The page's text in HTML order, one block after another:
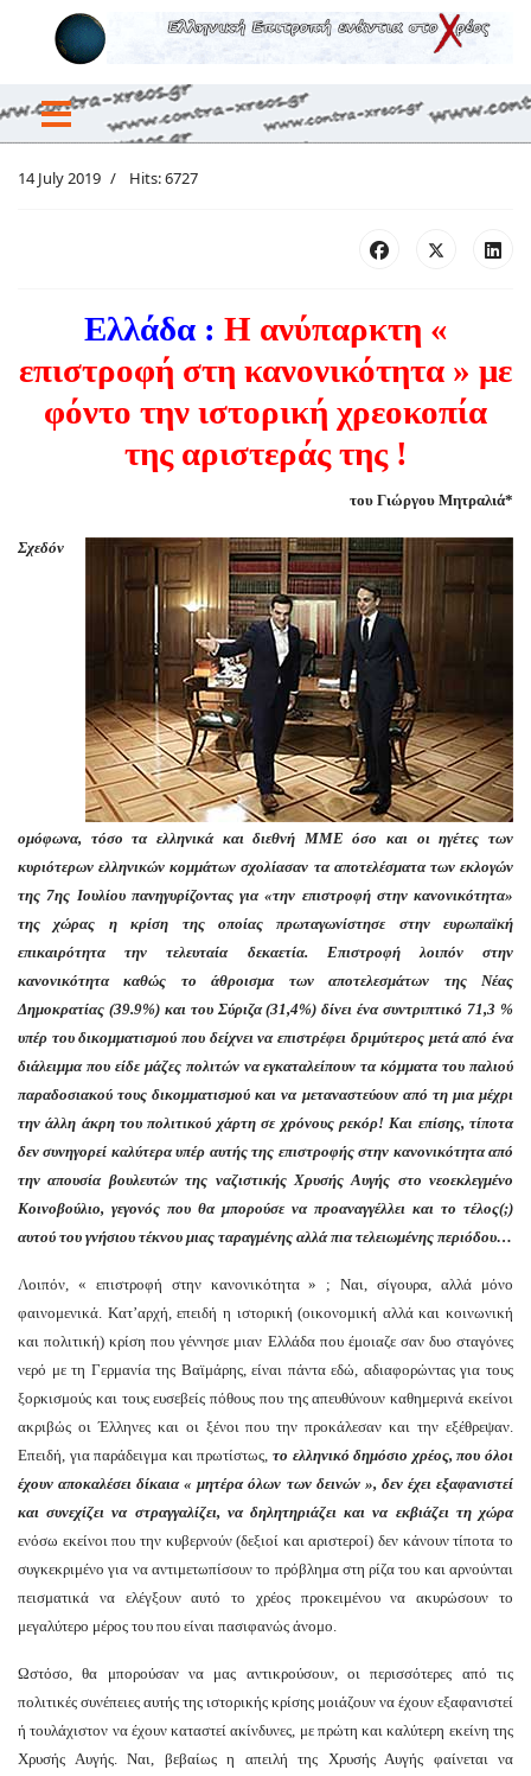
14 July 2019 Hits: 6727
Ελλάδα : Η ανύπαρκτη «
επιστροφή στη κανονικότητα » με
φόντο την ιστορική χρεοκοπία
της αριστεράς της !
του Γιώργου Μητραλιά*
Σχεδόν
ομόφωνα, τόσο τα ελληνικά και διεθνή ΜΜΕ όσο και οι ηγέτες των
κυριότερων ελληνικών κομμάτων σχολίασαν τα αποτελέσματα των εκλογών
της 7ης Ιουλίου πανηγυρίζοντας για «την επιστροφή στην κανονικότητα»
της χώρας η κρίση της οποίας πρωταγωνίστησε στην ευρωπαϊκή
επικαιρότητα την τελευταία δεκαετία. Επιστροφή λοιπόν στην
κανονικότητα καθώς το άθροισμα των αποτελεσμάτων της Νέας
Δημοκρατίας (39.9%) και του Σύριζα (31,4%) δίνει ένα συντριπτικό 71,3 %
υπέρ του δικομματισμού που δείχνει να επιστρέφει δριμύτερος μετά από ένα
διάλειμμα που είδε μάζες πολιτών να εγκαταλείπουν τα κόμματα του παλιού
παραδοσιακού τους δικομματισμού και να μεταναστεύουν από τη μια μέχρι
την άλλη άκρη του πολιτικού χάρτη σε χρόνους ρεκόρ! Και επίσης, τίποτα
δεν συνηγορεί καλύτερα υπέρ αυτής της επιστροφής στην κανονικότητα από
την απουσία βουλευτών της ναζιστικής Χρυσής Αυγής στο νεοεκλεγμένο
Κοινοβούλιο, γεγονός που θα μπορούσε να προαναγγέλλει και το τέλος(;)
αυτού του γνήσιου τέκνου μιας ταραγμένης αλλά πια τελειωμένης περιόδου…
Λοιπόν, « επιστροφή στην κανονικότητα » ; Ναι, σίγουρα, αλλά μόνο
φαινομενικά. Κατ’αρχή, επειδή η ιστορική (οικονομική αλλά και κοινωνική
και πολιτική) κρίση που γέννησε μιαν Ελλάδα που έμοιαζε σαν δυο σταγόνες
νερό με τη Γερμανία της Βαϊμάρης, είναι πάντα εδώ, αδιαφορώντας για τους
ξορκισμούς και τους ευσεβείς πόθους που της απευθύνουν καθημερινά εκείνοι
ακριβώς οι Έλληνες και οι ξένοι που την προκάλεσαν και την εξέθρεψαν.
Επειδή, για παράδειγμα και πρωτίστως, το ελληνικό δημόσιο χρέος, που όλοι
έχουν αποκαλέσει δίκαια « μητέρα όλων των δεινών », δεν έχει εξαφανιστεί
και συνεχίζει να στραγγαλίζει, να δηλητηριάζει και να εκβιάζει τη χώρα
ενόσω εκείνοι που την κυβερνούν (δεξιοί και αριστεροί) δεν κάνουν τίποτα το
συγκεκριμένο για να αντιμετωπίσουν το πρόβλημα στη ρίζα του και αρνούνται
πεισματικά να ελέγξουν αυτό το χρέος προκειμένου να ακυρώσουν το
μεγαλύτερο μέρος του που είναι πασιφανώς άνομο.
Ωστόσο, θα μπορούσαν να μας αντικρούσουν, οι περισσότερες από τις
πολιτικές συνέπειες αυτής της ιστορικής κρίσης μοιάζουν να έχουν εξαφανιστεί
ή τουλάχιστον να έχουν καταστεί ακίνδυνες, με πρώτη και καλύτερη εκείνη της
Χρυσής Αυγής. Ναι, βεβαίως η απειλή της Χρυσής Αυγής φαίνεται να